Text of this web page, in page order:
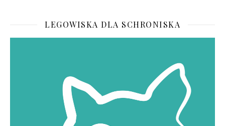
LEGOWISKA DLA SCHRONISKA